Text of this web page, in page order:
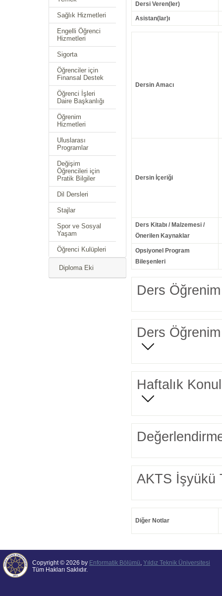
Sağlık Hizmetleri
Engelli Öğrenci
Hizmetleri
Sigorta
Öğrenciler için
Finansal Destek
Öğrenci İşleri
Daire Başkanlığı
Öğrenim
Hizmetleri
Uluslarası
Programlar
Değişim
Öğrencileri için
Pratik Bilgiler
Dil Dersleri
Stajlar
Spor ve Sosyal
Yaşam
Öğrenci Kulüpleri
Diploma Eki
Dersi Veren(ler)
Asistan(lar)ı
Dersin Amacı
Dersin İçeriği
Ders Kitabı / Malzemesi /
Önerilen Kaynaklar
Opsiyonel Program
Bileşenleri
Ders Öğrenim
Ders Öğrenim
Haftalık
AKTS İşyükü
Diğer Notlar
Copyright © 2026 by Enformatik Bölümü, Yıldız Teknik Üniversitesi
Tüm Hakları Saklıdır.